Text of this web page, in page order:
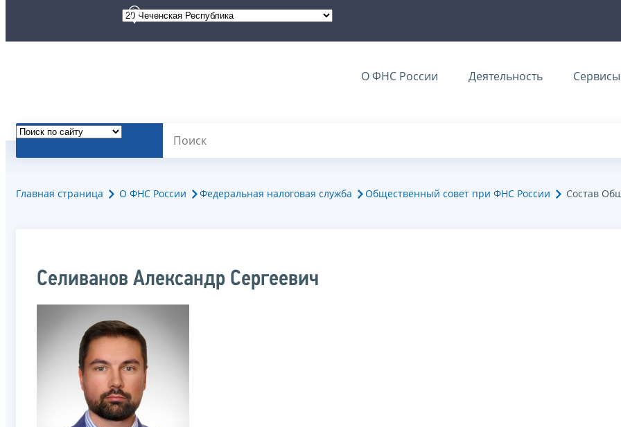
О ФНС России Деятельность Сервисы
Главная страница О ФНС России Федеральная налоговая служба Общественный совет при ФНС России Состав
Селиванов Александр Сергеевич